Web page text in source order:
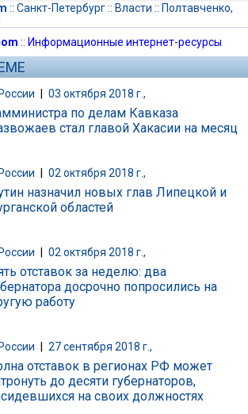
:: Санкт-Петербург:: Власти :: Полтавченко,
:: Информационные интернет-ресурсы
| 03 октября 2018 г.,
по делам Кавказа
стал главой Хакасии на месяц
02 октября 2018 г.,
назначил новых глав Липецкой и
областей
02 октября 2018 г.,
отставок за неделю: два
досрочно попросились на
работу
27 сентября 2018 г.,
отставок в регионах РФ может
до десяти губернаторов,
на своих должностях